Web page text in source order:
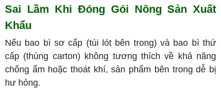
Sai Lầm Khi Đóng Gói Nông Sản Xuất
Khẩu
Nếu bao bì sơ cấp (túi lót bên trong) và bao bì thứ
cấp (thùng carton) không tương thích về khả năng
chống ẩm hoặc thoát khí, sản phẩm bên trong dễ bị
hư hỏng.